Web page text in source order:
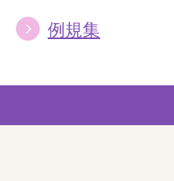
例規集